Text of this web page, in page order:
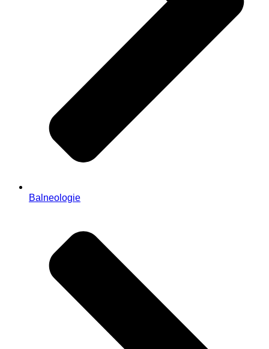
Balneologie